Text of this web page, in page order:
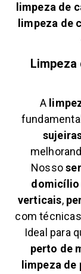
limpeza de
limpeza de
Limpeza
A
Nosso
domicílio
verticais,
com
Ideal para
perto de
limpeza de